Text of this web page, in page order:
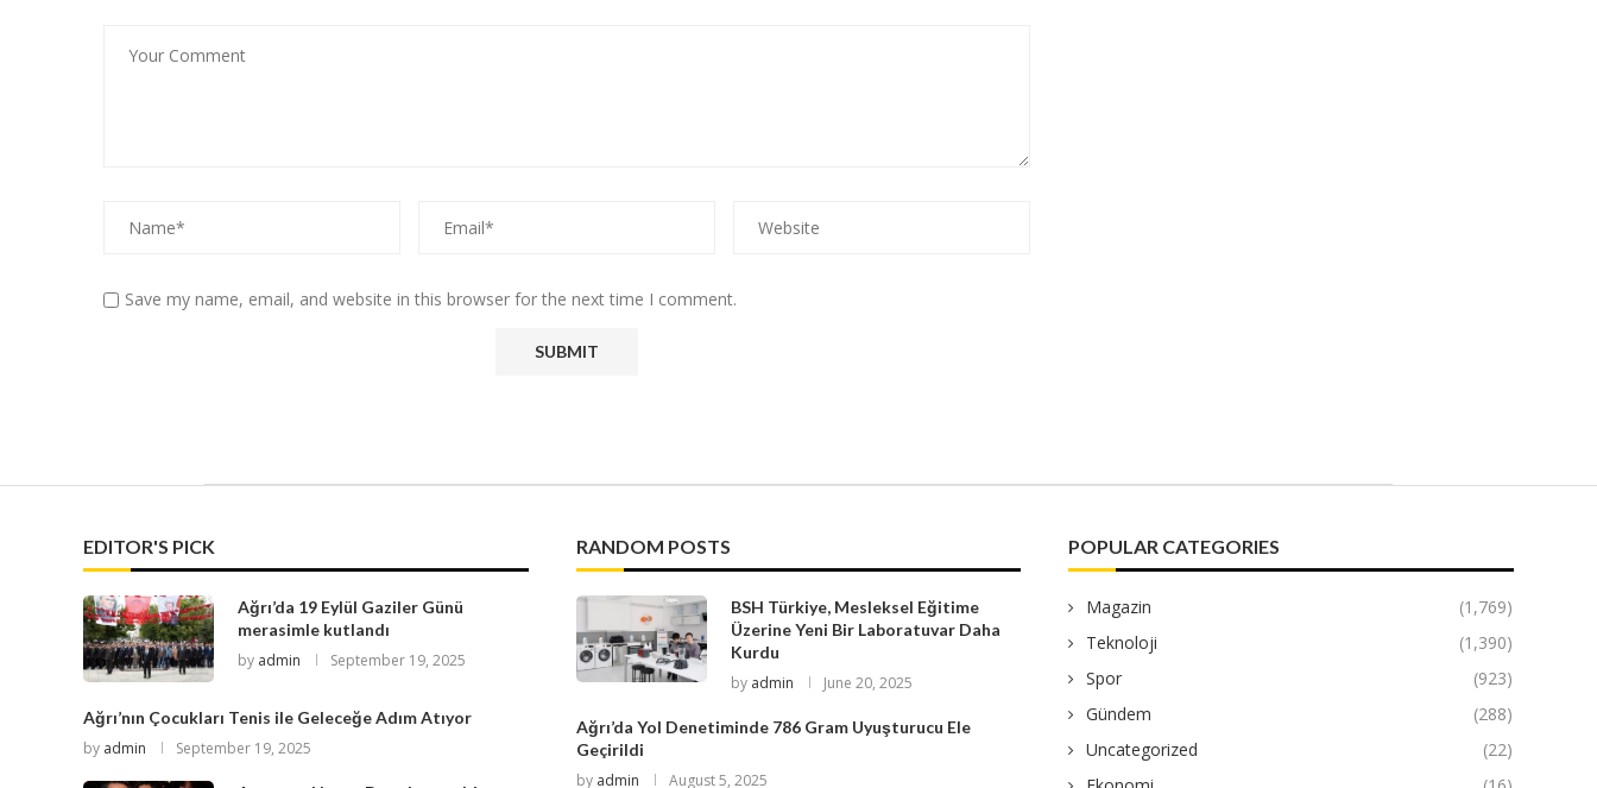
Save my name, email, and website in this browser for the next time I comment.
EDITOR'S PICK
Ağrı’da 19 Eylül Gaziler Günü
merasimle kutlandı
by admin September 19, 2025
Ağrı’nın Çocukları Tenis ile Geleceğe Adım Atıyor
by admin September 19, 2025
RANDOM POSTS
BSH Türkiye, Mesleksel Eğitime
Üzerine Yeni Bir Laboratuvar Daha
Kurdu
by admin June 20, 2025
Ağrı’da Yol Denetiminde 786 Gram Uyuşturucu Ele
Geçirildi
by admin August 5, 2025
POPULAR CATEGORIES
Magazin
(1,769)
Teknoloji
(1,390)
Spor
(923)
Gündem
(288)
Uncategorized
(22)